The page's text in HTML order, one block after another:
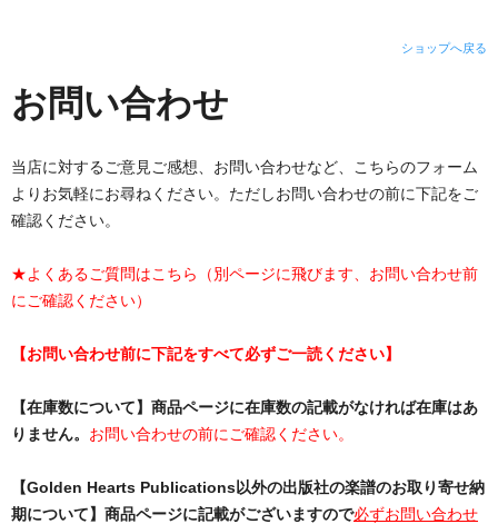
ショップへ戻る
お問い合わせ
当店に対するご意見ご感想、お問い合わせなど、こちらのフォーム
よりお気軽にお尋ねください。ただしお問い合わせの前に下記をご
確認ください。
★よくあるご質問はこちら（別ページに飛びます、お問い合わせ前
にご確認ください）
【お問い合わせ前に下記をすべて必ずご一読ください】
【在庫数について】商品ページに在庫数の記載がなければ在庫はあ
りません。 お問い合わせの前にご確認ください。
【Golden Hearts Publications以外の出版社の楽譜のお取り寄せ納
期について】商品ページに記載がございますので必ずお問い合わせ